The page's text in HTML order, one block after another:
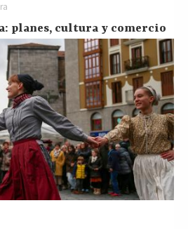
planes, cultura y comercio